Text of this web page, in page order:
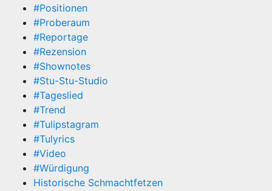
#Positionen
#Proberaum
#Reportage
#Rezension
#Shownotes
#Stu-Stu-Studio
#Tageslied
#Trend
#Tulipstagram
#Tulyrics
#Video
#Würdigung
Historische Schmachtfetzen